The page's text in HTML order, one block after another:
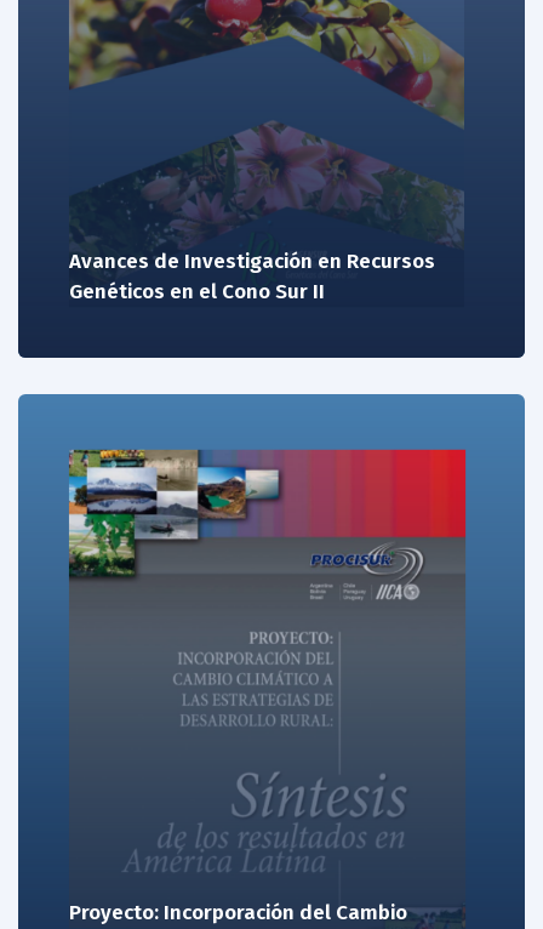
Avances de Investigación en Recursos
Genéticos en el Cono Sur II
Proyecto: Incorporación del Cambio